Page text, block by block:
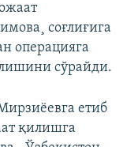
соғлиғига
операцияга
сўрайди.
етиб
қилишга